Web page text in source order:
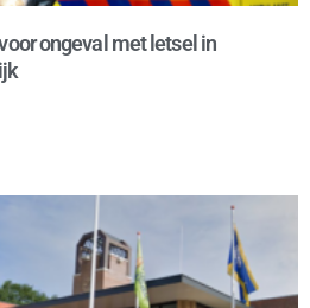
ongeval met letsel in